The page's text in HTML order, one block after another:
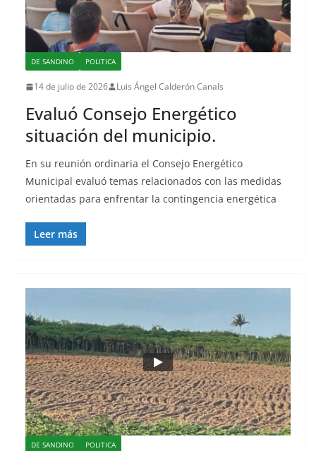
DE SANDINO POLITICA
14 de julio de 2026 Luis Ángel Calderón Canals
Evaluó Consejo Energético
situación del municipio.
En su reunión ordinaria el Consejo Energético
Municipal evaluó temas relacionados con las medidas
orientadas para enfrentar la contingencia energética
Leer más
DE SANDINO POLITICA